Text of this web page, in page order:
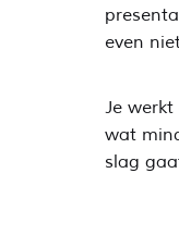
even
Je
wat
slag